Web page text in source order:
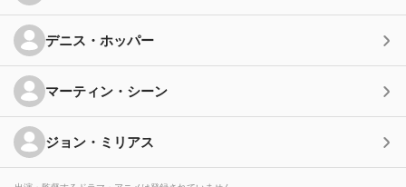
デニス・ホッパー
マーティン・シーン
ジョン・ミリアス